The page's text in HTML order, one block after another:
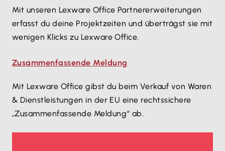
Mit unseren Lexware Office Partnererweiterungen
erfasst du deine Projektzeiten und überträgst sie mit
wenigen Klicks zu Lexware Office.
Zusammenfassende Meldung
Mit Lexware Office gibst du beim Verkauf von Waren
& Dienstleistungen in der EU eine rechtssichere
„Zusammenfassende Meldung“ ab.